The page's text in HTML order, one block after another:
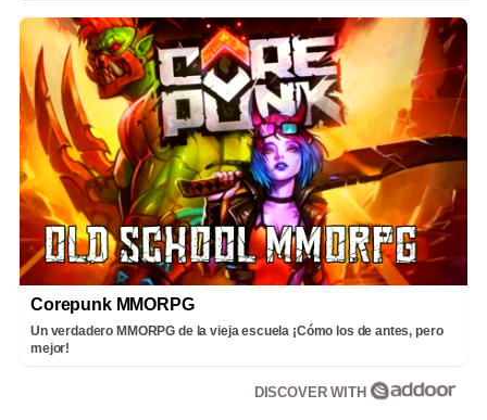
Corepunk MMORPG
Un verdadero MMORPG de la vieja escuela ¡Cómo los de antes, pero
mejor!
DISCOVER WITH